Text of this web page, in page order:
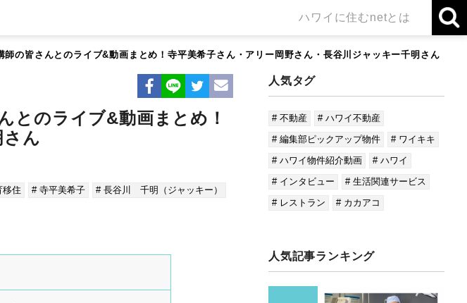
ハワイに住むnetとは
の皆さんとのライブ&動画まとめ！寺平美希子さん・アリー岡野さん・長谷川ジャッキー千明さん
とのライブ&動画まとめ！
ん
移住 # 寺平美希子
# 長谷川 千明（ジャッキー）
人気タグ
# 不動産
# ハワイ不動産
# 編集部ピックアップ物件
# ワイキキ
# ハワイ物件紹介動画
# ハワイ
# インタビュー
# 生活関連サービス
# レストラン
# カカアコ
人気記事ランキング